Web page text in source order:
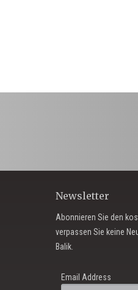
Newsletter
Abonnieren Sie den
verpassen Sie keine
Balik.
Email Address